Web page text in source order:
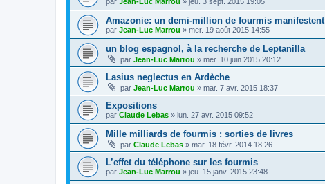
Amazonie: un demi-million de fourmis manifestent
par Jean-Luc Marrou » mer. 19 août 2015 14:55
un blog espagnol, à la recherche de Leptanilla
par Jean-Luc Marrou » mer. 10 juin 2015 20:12
Lasius neglectus en Ardèche
par Jean-Luc Marrou » mar. 7 avr. 2015 18:37
Expositions
par Claude Lebas » lun. 27 avr. 2015 09:52
Mille milliards de fourmis : sorties de livres
par Claude Lebas » mar. 18 févr. 2014 18:26
L’effet du téléphone sur les fourmis
par Jean-Luc Marrou » jeu. 15 janv. 2015 23:48